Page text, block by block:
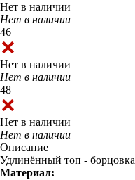
Нет в наличии
Нет в наличии
46
Нет в наличии
Нет в наличии
48
Нет в наличии
Нет в наличии
Описание
Удлинённый топ - борцовка
Материал: